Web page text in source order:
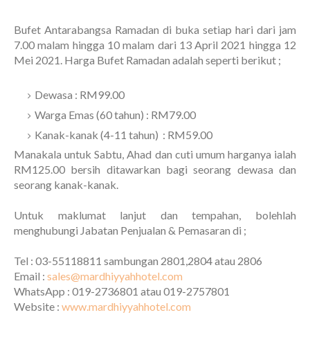
Bufet Antarabangsa Ramadan di buka setiap hari dari jam
7.00 malam hingga 10 malam dari 13 April 2021 hingga 12
Mei 2021. Harga Bufet Ramadan adalah seperti berikut ;
Dewasa : RM99.00
Warga Emas (60 tahun) : RM79.00
Kanak-kanak (4-11 tahun) : RM59.00
Manakala untuk Sabtu, Ahad dan cuti umum harganya ialah
RM125.00 bersih ditawarkan bagi seorang dewasa dan
seorang kanak-kanak.
Untuk maklumat lanjut dan tempahan, bolehlah
menghubungi Jabatan Penjualan & Pemasaran di ;
Tel : 03-55118811 sambungan 2801,2804 atau 2806
Email : sales@mardhiyyahhotel.com
WhatsApp : 019-2736801 atau 019-2757801
Website : www.mardhiyyahhotel.com